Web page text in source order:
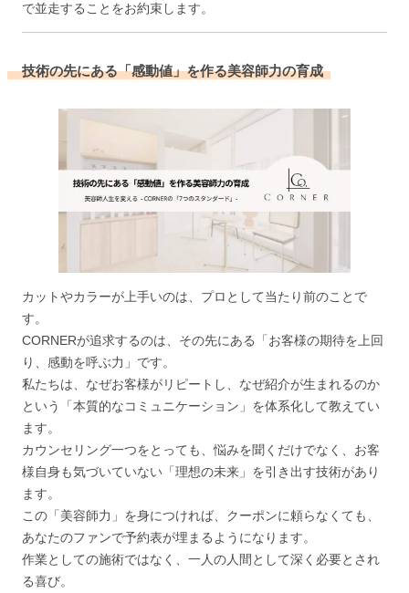
で並走することをお約束します。
技術の先にある「感動値」を作る美容師力の育成
カットやカラーが上手いのは、プロとして当たり前のことで
す。
CORNERが追求するのは、その先にある「お客様の期待を上回
り、感動を呼ぶ力」です。
私たちは、なぜお客様がリピートし、なぜ紹介が生まれるのか
という「本質的なコミュニケーション」を体系化して教えてい
ます。
カウンセリング一つをとっても、悩みを聞くだけでなく、お客
様自身も気づいていない「理想の未来」を引き出す技術があり
ます。
この「美容師力」を身につければ、クーポンに頼らなくても、
あなたのファンで予約表が埋まるようになります。
作業としての施術ではなく、一人の人間として深く必要とされ
る喜び。